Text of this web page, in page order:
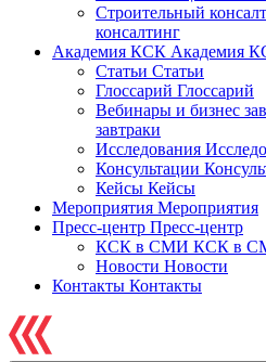
Строительный
консалтинг
Академия КСК Академия
Статьи Статьи
Глоссарий Глоссарий
Вебинары и бизнес
завтраки
Исследования
Консультации
Кейсы Кейсы
Мероприятия Мероприятия
Пресс-центр Пресс-центр
КСК в СМИ КСК в
Новости Новости
Контакты Контакты